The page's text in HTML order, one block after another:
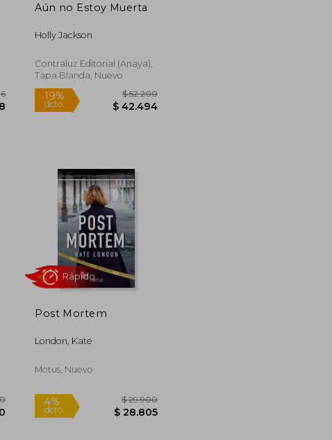
$ 93.116
$ 46.558
Aún no Estoy Muerta
Holly Jackson
Contraluz Editorial (Anaya),
Tapa Blanda, Nuevo
19%
dcto.
Post Mortem
London, Kate
Motus, Nuevo